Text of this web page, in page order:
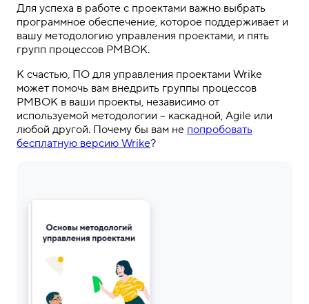
Для успеха в работе с проектами важно выбрать
программное обеспечение, которое поддерживает и
вашу методологию управления проектами, и пять
групп процессов PMBOK.
К счастью, ПО для управления проектами Wrike
может помочь вам внедрить группы процессов
PMBOK в ваши проекты, независимо от
используемой методологии – каскадной, Agile или
любой другой. Почему бы вам не попробовать
бесплатную версию Wrike?